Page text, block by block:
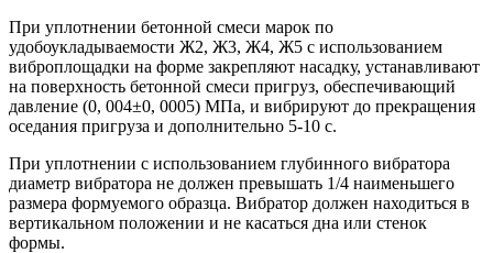
При уплотнении бетонной смеси марок по
удобоукладываемости Ж2, Ж3, Ж4, Ж5 с использованием
виброплощадки на форме закрепляют насадку, устанавливают
на поверхность бетонной смеси пригруз, обеспечивающий
давление (0, 004±0, 0005) МПа, и вибрируют до прекращения
оседания пригруза и дополнительно 5-10 с.
При уплотнении с использованием глубинного вибратора
диаметр вибратора не должен превышать 1/4 наименьшего
размера формуемого образца. Вибратор должен находиться в
вертикальном положении и не касаться дна или стенок
формы.